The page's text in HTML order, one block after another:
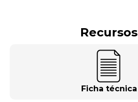
Recursos
Ficha técnica